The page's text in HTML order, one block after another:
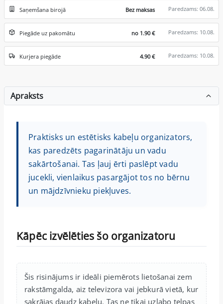
Saņemšana birojā Bez maksas Paredzams: 06.08.
Piegāde uz pakomātu no 1.90 € Paredzams: 10.08.
Kurjera piegāde 4.90 € Paredzams: 10.08.
Apraksts
Praktisks un estētisks kabeļu organizators,
kas paredzēts pagarinātāju un vadu
sakārtošanai. Tas ļauj ērti paslēpt vadu
jucekli, vienlaikus pasargājot tos no bērnu
un mājdzīvnieku piekļuves.
Kāpēc izvēlēties šo organizatoru
Šis risinājums ir ideāli piemērots lietošanai zem
rakstāmgalda, aiz televizora vai jebkurā vietā, kur
sakrājas daudz kabeļu. Tas ne tikai uzlabo telpas